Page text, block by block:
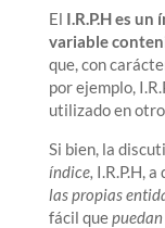
El I.R.P.H es
variable
que, con
por ejemplo,
utilizado en
Si bien, la
índice, I.R.P.H,
las propias
fácil quepuedan